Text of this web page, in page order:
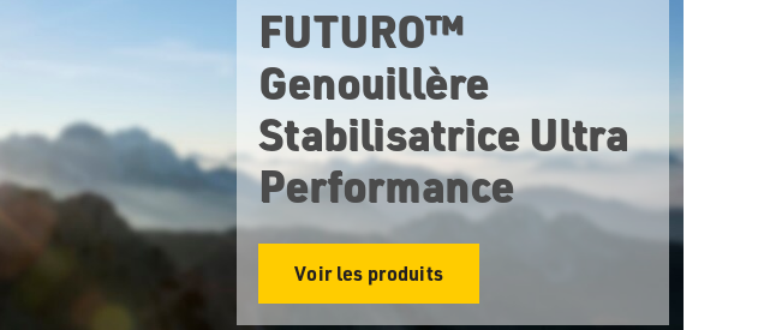
FUTURO™
Genouillère
Stabilisatrice Ultra
Performance
Voir les produits